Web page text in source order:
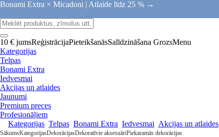
Bonami Extra × Micadoni | Atlaide līdz 25 % →
10 € jumsReģistrācijaPieteikšanāsSalīdzināšana GrozsMenu
Kategorijas
Telpas
Bonami Extra
Iedvesmai
Akcijas un atlaides
Jaunumi
Premium preces
Profesionāļiem
Kategorijas Telpas Bonami Extra Iedvesmai Akcijas un atlaides
SākumsKategorijasDekorācijasDekoratīvie aksesuāriPiekaramās dekorācijas